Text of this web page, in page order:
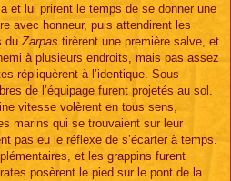
et lui prirent le temps de se donner une
avec honneur, puis attendirent les
du Zarpas tirèrent une première salve, et
à plusieurs endroits, mais pas assez
répliquèrent à l’identique. Sous
de l’équipage furent projetés au sol.
vitesse volèrent en tous sens,
marins qui se trouvaient sur leur
pas eu le réflexe de s’écarter à temps.
et les grappins furent
posèrent le pied sur le pont de la